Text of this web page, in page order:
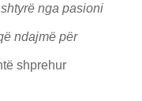
nga pasioni
ndajmë për
shprehur